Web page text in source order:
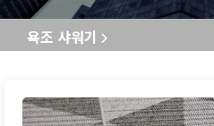
욕조 샤워기